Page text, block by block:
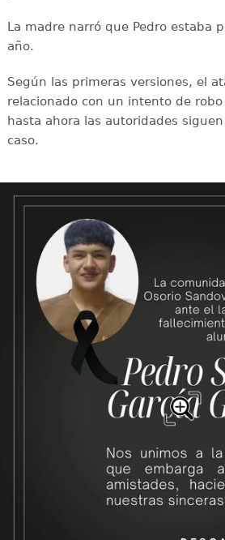
La madre narró que Pedro estaba
año.
Según las primeras versiones, el
relacionado con un intento de
hasta ahora las autoridades
caso.